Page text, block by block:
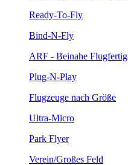
Ready-To-Fly
Bind-N-Fly
ARF - Beinahe Flugfertig
Plug-N-Play
Flugzeuge nach Größe
Ultra-Micro
Park Flyer
Verein/Großes Feld